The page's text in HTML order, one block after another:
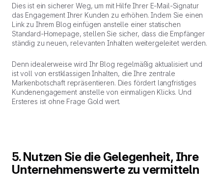
Dies ist ein sicherer Weg, um mit Hilfe Ihrer E-Mail-Signatur
das Engagement Ihrer Kunden zu erhöhen. Indem Sie einen
Link zu Ihrem Blog einfügen anstelle einer statischen
Standard-Homepage, stellen Sie sicher, dass die Empfänger
ständig zu neuen, relevanten Inhalten weitergeleitet werden.
Denn idealerweise wird Ihr Blog regelmäßig aktualisiert und
ist voll von erstklassigen Inhalten, die Ihre zentrale
Markenbotschaft repräsentieren. Dies fördert langfristiges
Kundenengagement anstelle von einmaligen Klicks. Und
Ersteres ist ohne Frage Gold wert.
5. Nutzen Sie die Gelegenheit, Ihre
Unternehmenswerte zu vermitteln